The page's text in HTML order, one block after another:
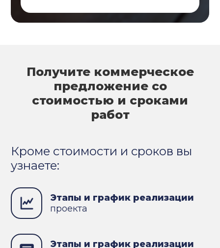
Получите коммерческое
предложение со
стоимостью и сроками
работ
Кроме стоимости и сроков вы
узнаете:
Этапы и график реализации
проекта
Этапы и график реализации